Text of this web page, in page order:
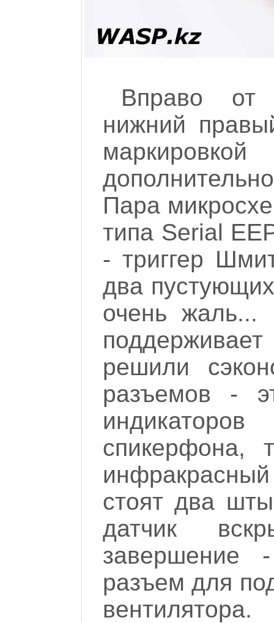
Вправо от
нижний
Пара
типа Serial
- триггер
два
очень
решили
разъемов -
спикерфона,
стоят два
датчик
завершение
разъем для
вентилятора.